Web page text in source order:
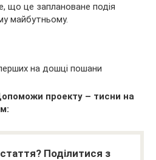
що це заплановане подія
майбутньому.
на дошці пошани
проекту – тисни на
Поділитися з